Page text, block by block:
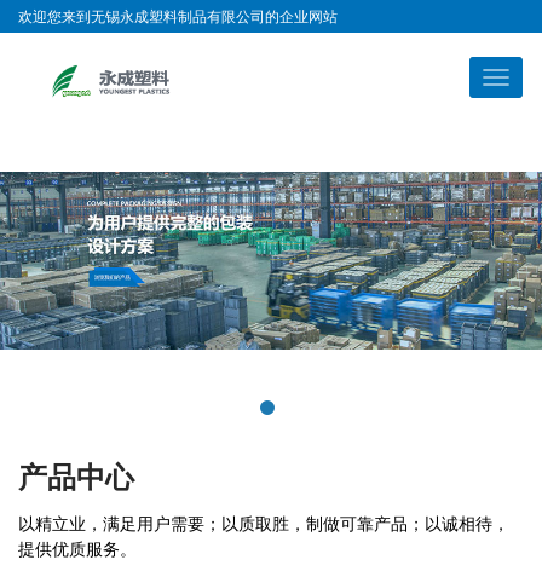
欢迎您来到无锡永成塑料制品有限公司的企业网站
产品中心
以精立业，满足用户需要；以质取胜，制做可靠产品；以诚相待，
提供优质服务。